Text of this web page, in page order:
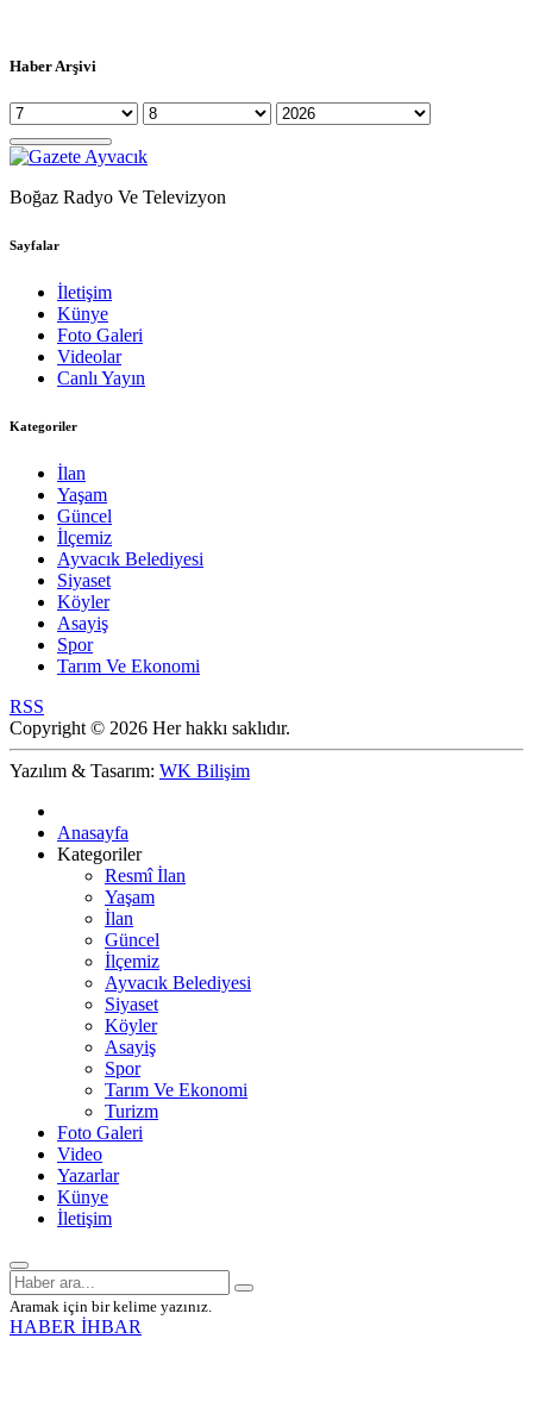
Haber Arşivi
Boğaz Radyo Ve Televizyon
Sayfalar
İletişim
Künye
Foto Galeri
Videolar
Canlı Yayın
Kategoriler
İlan
Yaşam
Güncel
İlçemiz
Ayvacık Belediyesi
Siyaset
Köyler
Asayiş
Spor
Tarım Ve Ekonomi
RSS
Copyright © 2026 Her hakkı saklıdır.
Yazılım & Tasarım: WK Bilişim
Anasayfa
Kategoriler
Resmî İlan
Yaşam
İlan
Güncel
İlçemiz
Ayvacık Belediyesi
Siyaset
Köyler
Asayiş
Spor
Tarım Ve Ekonomi
Turizm
Foto Galeri
Video
Yazarlar
Künye
İletişim
Aramak için bir kelime yazınız.
HABER İHBAR